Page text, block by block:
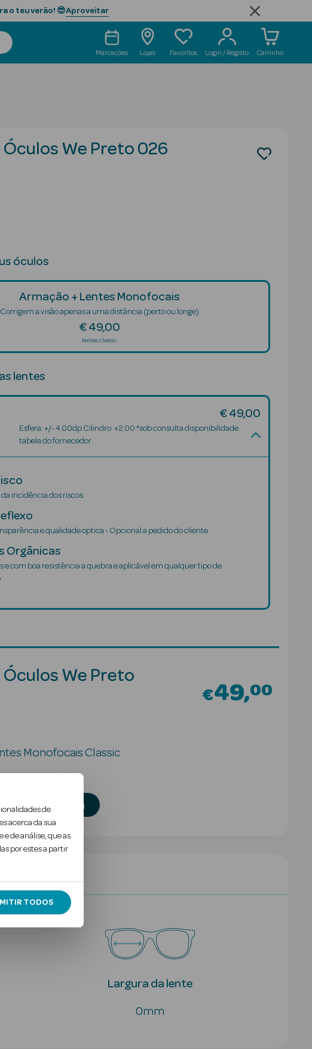
de
acerca da sua
e de análise, que as
por estes a partir
TODOS
o teu verão! 😎Aproveitar
Marcações Lojas Favoritos Login / Registo Carrinho
We Preto 026
óculos
Armação + Lentes Monofocais
Corrigem a visão apenas a uma distância (perto ou longe)
€ 49,00
lentes classic
lentes
€ 49,00
Esfera: +/- 4.00dp Cilindro: +2.00 *sob consulta disponibilidade
tabela do fornecedor
da incidência dos riscos
e qualidade optica - Opcional a pedido do cliente
Orgânicas
e com boa resistência a quebra e aplicável em qualquer tipo de
We Preto
Monofocais Classic
€49 00
gratuita
Largura da lente
0mm